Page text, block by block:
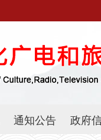
通知公告
政府